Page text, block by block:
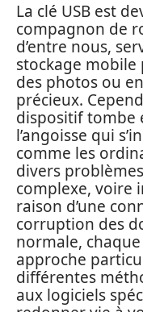
La clé USB est
compagnon de
d’entre nous,
stockage mobile
des photos ou
précieux.
dispositif tombe
l’angoisse qui
comme les
divers
complexe, voire
raison d’une
corruption des
normale,
approche
différentes
aux logiciels